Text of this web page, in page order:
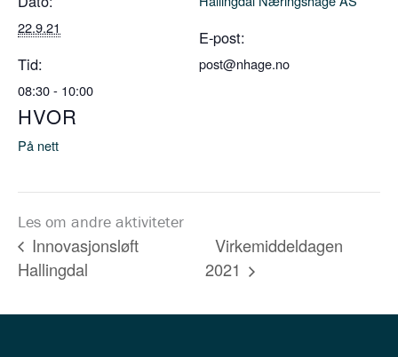
22.9.21
Tid:
08:30 - 10:00
HVOR
På nett
E-post:
post@nhage.no
Les om andre aktiviteter
Innovasjonsløft
Hallingdal
Virkemiddeldagen
2021